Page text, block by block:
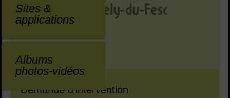
Sites &
applications
Albums
photos-vidéos
Demande d'intervention